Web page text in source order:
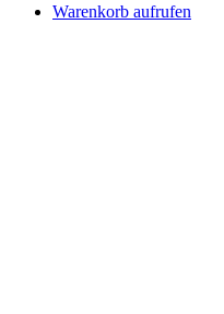
Warenkorb aufrufen